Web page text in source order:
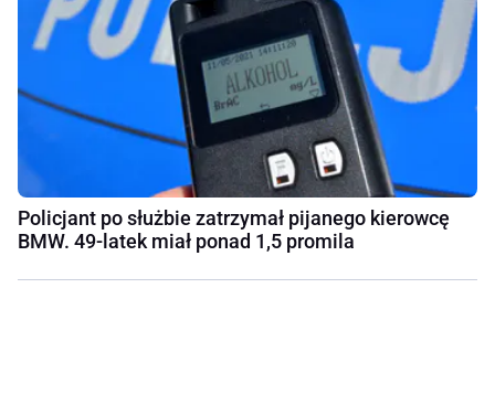
Policjant po służbie zatrzymał pijanego kierowcę
BMW. 49-latek miał ponad 1,5 promila